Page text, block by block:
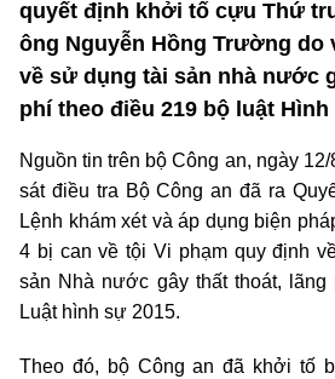
quyết định khởi tố cựu Thứ
ông Nguyễn Hồng Trường do
về sử dụng tài sản nhà nước
phí theo điều 219 bộ luật Hình
Nguồn tin trên bộ Công an, ngày
sát điều tra Bộ Công an đã ra
Lệnh khám xét và áp dụng biện
4 bị can về tội Vi phạm quy định
sản Nhà nước gây thất thoát,
Luật hình sự 2015.
Theo đó, bộ Công an đã khởi tố